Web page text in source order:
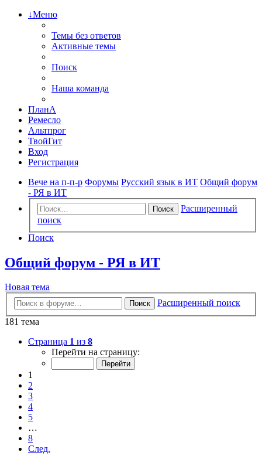
↓Меню
Темы без ответов
Активные темы
Поиск
Наша команда
ПланА
Ремесло
Альтпрог
ТвойГит
Вход
Регистрация
Вече на п-п-р Форумы Русский язык в ИТ Общий форум
- РЯ в ИТ
Поиск
Расширенный
поиск
Поиск
Общий форум - РЯ в ИТ
Новая тема
Поиск
Расширенный поиск
181 тема
Страница 1 из 8
Перейти на страницу:
1
2
3
4
5
…
8
След.